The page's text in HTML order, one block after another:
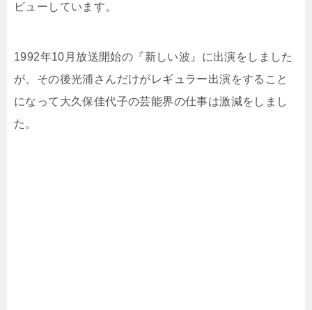
ビューしています。
1992年10月放送開始の『新しい波』に出演をしました
が、その後光浦さんだけがレギュラー出演をすること
になって大久保佳代子の芸能界の仕事は激減をしまし
た。